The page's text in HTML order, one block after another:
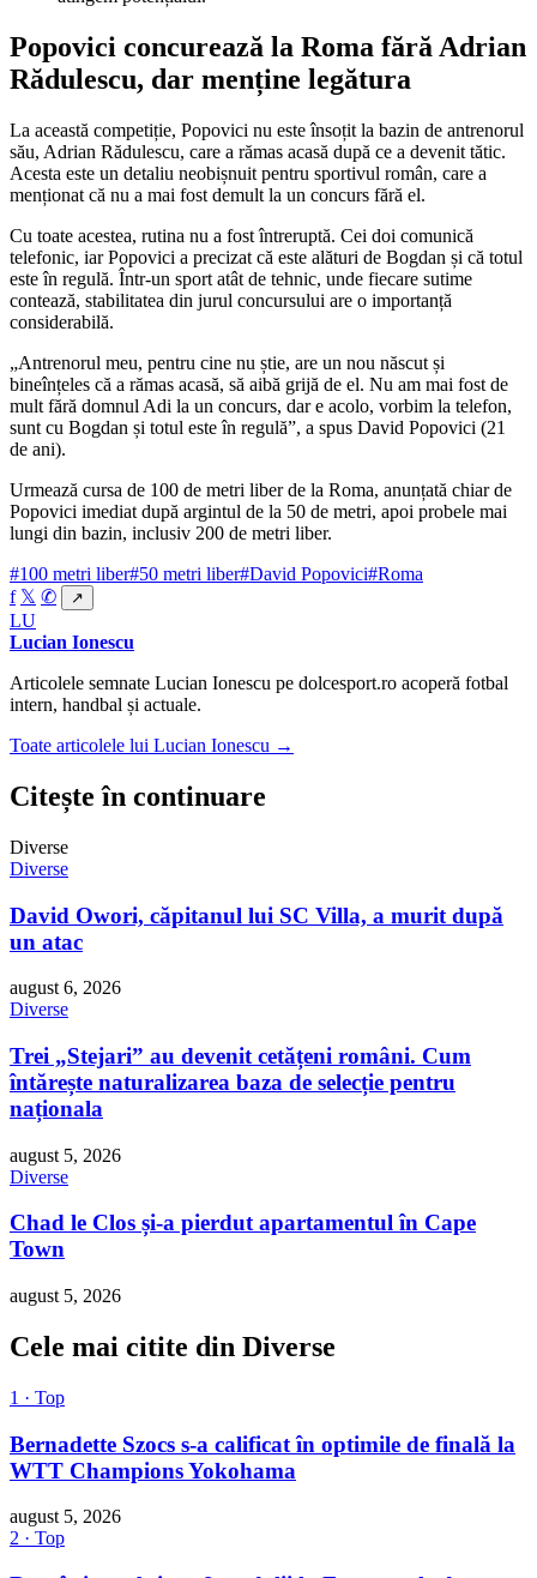
Popovici concurează la Roma fără Adrian
Rădulescu, dar menține legătura
La această competiție, Popovici nu este însoțit la bazin de antrenorul
său, Adrian Rădulescu, care a rămas acasă după ce a devenit tătic.
Acesta este un detaliu neobișnuit pentru sportivul român, care a
menționat că nu a mai fost demult la un concurs fără el.
Cu toate acestea, rutina nu a fost întreruptă. Cei doi comunică
telefonic, iar Popovici a precizat că este alături de Bogdan și că totul
este în regulă. Într-un sport atât de tehnic, unde fiecare sutime
contează, stabilitatea din jurul concursului are o importanță
considerabilă.
„Antrenorul meu, pentru cine nu știe, are un nou născut și
bineînțeles că a rămas acasă, să aibă grijă de el. Nu am mai fost de
mult fără domnul Adi la un concurs, dar e acolo, vorbim la telefon,
sunt cu Bogdan și totul este în regulă”, a spus David Popovici (21
de ani).
Urmează cursa de 100 de metri liber de la Roma, anunțată chiar de
Popovici imediat după argintul de la 50 de metri, apoi probele mai
lungi din bazin, inclusiv 200 de metri liber.
#100 metri liber#50 metri liber#David Popovici#Roma
f 𝕏 ✆ ↗
LU
Lucian Ionescu
Articolele semnate Lucian Ionescu pe dolcesport.ro acoperă fotbal
intern, handbal și actuale.
Toate articolele lui Lucian Ionescu →
Citește în continuare
Diverse
Diverse
David Owori, căpitanul lui SC Villa, a murit după
un atac
august 6, 2026
Diverse
Trei „Stejari” au devenit cetățeni români. Cum
întărește naturalizarea baza de selecție pentru
naționala
august 5, 2026
Diverse
Chad le Clos și-a pierdut apartamentul în Cape
Town
august 5, 2026
Cele mai citite din Diverse
1 · Top
Bernadette Szocs s-a calificat în optimile de finală la
WTT Champions Yokohama
august 5, 2026
2 · Top